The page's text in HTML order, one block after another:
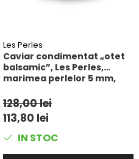
Les Perles
Caviar condimentat „otet
balsamic”, Les Perles,
marimea perlelor 5 mm,
128,00 lei
113,80 lei
IN STOC